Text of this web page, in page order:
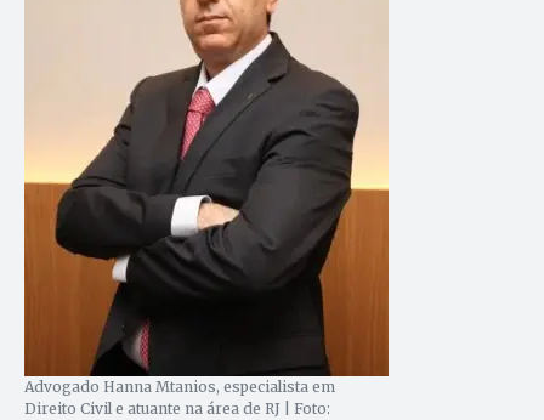
Advogado Hanna Mtanios, especialista em
Direito Civil e atuante na área de RJ | Foto: